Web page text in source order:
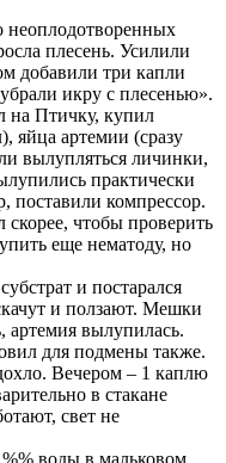
неоплодотворенных
плесень. Усилили
добавили три капли
икру с плесенью».
на Птичку, купил
яйца артемии (сразу
вылупляться личинки,
практически
поставили компрессор.
чтобы проверить
еще нематоду, но
и постарался
и ползают. Мешки
артемия вылупилась.
для подмены также.
Вечером – 1 каплю
в стакане
свет не
воды в мальковом